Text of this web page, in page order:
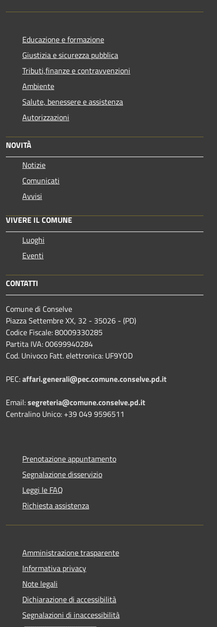
Educazione e formazione
Giustizia e sicurezza pubblica
Tributi,finanze e contravvenzioni
Ambiente
Salute, benessere e assistenza
Autorizzazioni
NOVITÀ
Notizie
Comunicati
Avvisi
VIVERE IL COMUNE
Luoghi
Eventi
CONTATTI
Comune di Conselve
Piazza Settembre XX, 32 - 35026 - (PD)
Codice Fiscale: 80009330285
Partita IVA: 00699940284
Cod. Univoco Fatt. elettronica: UF9YOD
PEC:affari.generali@pec.comune.conselve.pd.it
Email:segreteria@comune.conselve.pd.it
Centralino Unico: +39 049 9596511
Prenotazione appuntamento
Segnalazione disservizio
Leggi le FAQ
Richiesta assistenza
Amministrazione trasparente
Informativa privacy
Note legali
Dichiarazione di accessibilità
Segnalazioni di inaccessibilità